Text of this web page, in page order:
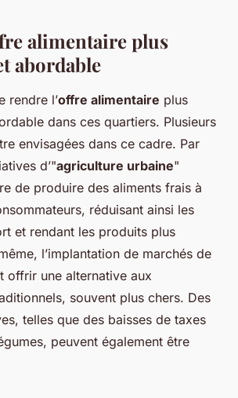
alimentaire plus
abordable
rendre l’offre alimentaire plus
dans ces quartiers. Plusieurs
envisagées dans ce cadre. Par
d’"agriculture urbaine"
de produire des aliments frais à
réduisant ainsi les
et rendant les produits plus
l’implantation de marchés de
offrir une alternative aux
souvent plus chers. Des
telles que des baisses de taxes
peuvent également être